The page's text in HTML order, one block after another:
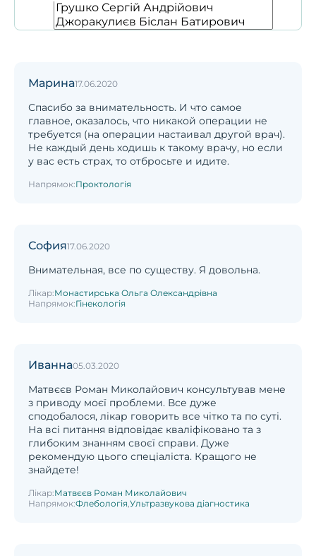
Марина17.06.2020
Спасибо за внимательность. И что самое
главное, оказалось, что никакой операции не
требуется (на операции настаивал другой врач).
Не каждый день ходишь к такому врачу, но если
у вас есть страх, то отбросьте и идите.
Напрямок:Проктологія
София17.06.2020
Внимательная, все по существу. Я довольна.
Лікар:Монастирська Ольга Олександрівна
Напрямок:Гінекологія
Иванна05.03.2020
Матвєєв Роман Миколайович консультував мене
з приводу моєї проблеми. Все дуже
сподобалося, лікар говорить все чітко та по суті.
На всі питання відповідає кваліфіковано та з
глибоким знанням своєї справи. Дуже
рекомендую цього спеціаліста. Кращого не
знайдете!
Лікар:Матвєєв Роман Миколайович
Напрямок:Флебологія,Ультразвукова діагностика